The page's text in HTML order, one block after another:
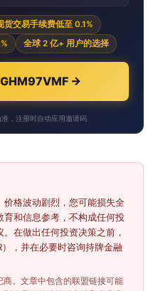
货交易手续费低至 0.1%
全球 2 亿+ 用户的选择
→
，注册时自动应用邀请码
价格波动剧烈，您可能损失全
和信息参考，不构成任何投
在做出任何投资决策之前，
，并在必要时咨询持牌金融
。文章中包含的联盟链接可能